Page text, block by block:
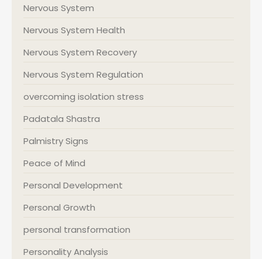
Nervous System
Nervous System Health
Nervous System Recovery
Nervous System Regulation
overcoming isolation stress
Padatala Shastra
Palmistry Signs
Peace of Mind
Personal Development
Personal Growth
personal transformation
Personality Analysis